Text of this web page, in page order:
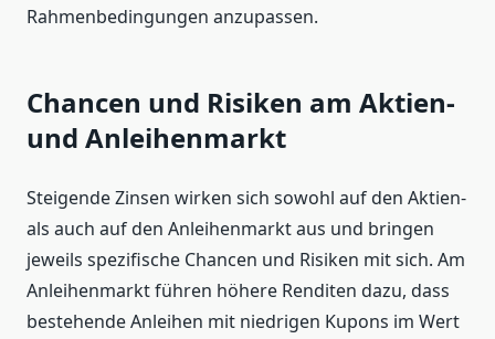
Rahmenbedingungen anzupassen.
Chancen und Risiken am Aktien-
und Anleihenmarkt
Steigende Zinsen wirken sich sowohl auf den Aktien-
als auch auf den Anleihenmarkt aus und bringen
jeweils spezifische Chancen und Risiken mit sich. Am
Anleihenmarkt führen höhere Renditen dazu, dass
bestehende Anleihen mit niedrigen Kupons im Wert